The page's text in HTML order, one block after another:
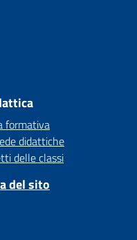
formativa
didattiche
delle classi
del sito